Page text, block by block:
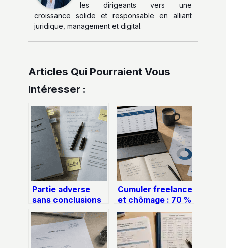
les dirigeants vers une
croissance solide et responsable en alliant
juridique, management et digital.
Articles Qui Pourraient Vous
Intéresser :
Partie adverse
sans conclusions
aux Prud’hommes :
risques, recours
et stratégie de
défense
Cumuler freelance
et chômage : 70 %
de déduction et 2
stratégies pour
sécuriser vos
revenus